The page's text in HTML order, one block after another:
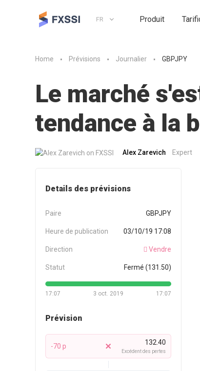
FR Produit
Home Prévisions Journalier GBPJPY
Le marché
tendance à la
Alex Zarevich Expert
Details des prévisions
Paire GBPJPY
Heure de publication 03/10/19 17:08
Direction Vendre
Statut Fermé (131.50)
17:07 17:07
3 oct. 2019
Prévision
-70 p 132.40
Excédent des pertes